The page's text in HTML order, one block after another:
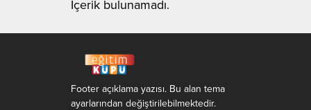
İçerik bulunamadı.
Footer açıklama yazısı. Bu alan tema
ayarlarından değiştirilebilmektedir.